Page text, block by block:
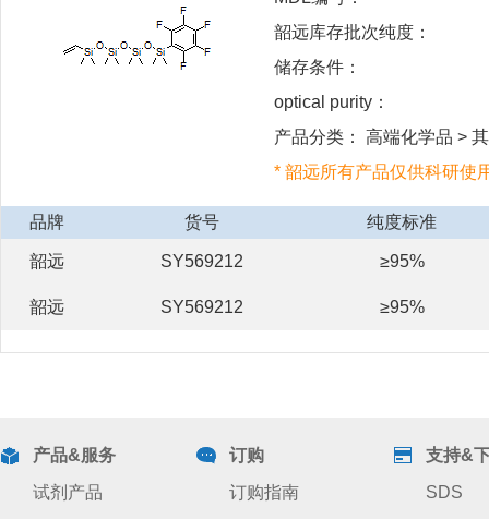
韶远库存批次纯度：
储存条件：
optical purity：
产品分类： 高端化学品 >
* 韶远所有产品仅供科研使
品牌 货号 纯度标准
韶远 SY569212 ≥95%
韶远 SY569212 ≥95%
产品&服务
试剂产品
订购
订购指南
支持&
SDS